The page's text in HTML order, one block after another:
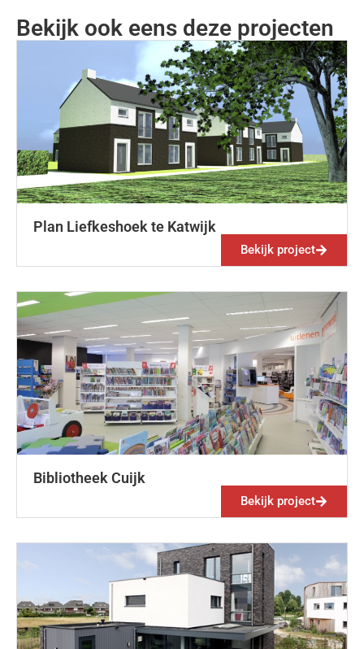
Bekijk ook eens deze projecten
Plan Liefkeshoek te Katwijk
Bekijk project
Bibliotheek Cuijk
Bekijk project